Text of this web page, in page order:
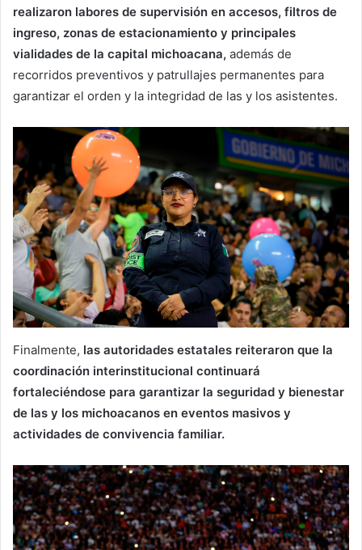
realizaron labores de supervisión en accesos, filtros de
ingreso, zonas de estacionamiento y principales
vialidades de la capital michoacana, además de
recorridos preventivos y patrullajes permanentes para
garantizar el orden y la integridad de las y los asistentes.
Finalmente, las autoridades estatales reiteraron que la
coordinación interinstitucional continuará
fortaleciéndose para garantizar la seguridad y bienestar
de las y los michoacanos en eventos masivos y
actividades de convivencia familiar.